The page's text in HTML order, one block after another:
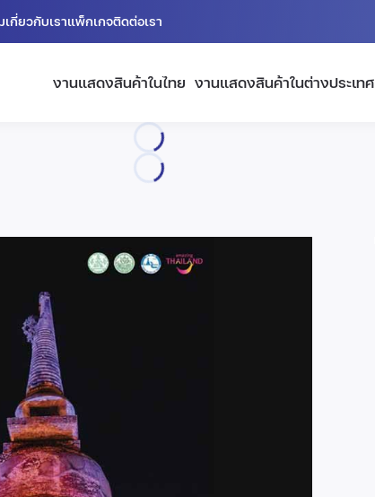
เกี่ยวกับเราแพ็กเกจติดต่อเรา
งานแสดงสินค้าในไทย งานแสดงสินค้าในต่างประเทศ